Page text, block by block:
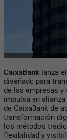
CaixaBank lanza
diseñado para
de las empresas y
impulsa en
de CaixaBank de
transformación
los métodos
flexibilidad y